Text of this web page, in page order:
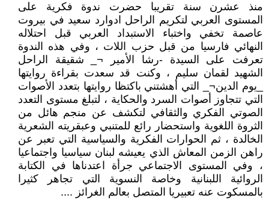
منذ عشرن سنة تقريبا حضرت ندوة فكرية على
المستوى العربي لتكريم الراحل ادوارد سعيد في بيروت
عاصمة تخفي واختباء الاستبداد العربي قبل احتلاله
النهائي فارسيا من قبل حزب اللات ، وفي هذه الندوة
تعرفت على السيدة -رشا الأمير ¬_ شقيقة الراحل
الشهيد لقمان سليم ، وكنت قد سعدت بقراءة روايتها
_يوم الدين¬_ التي أهشتني باكتظا روايتها بتعدد الأصوات
التي تتجاوز أصوات السرد والحكاية ، لتبلغ مستوى التعدد
الصوتي الفكري والثقافي لتكشف عن منجم هائل من
الثروة اللغوية واستحضار رائع للمتنبي وعبقريته الشعرية
الخالدة ، ثم الحوارات الفكرية والسياسية التي تعبر عن
راهن الزمن المعاش الذي يعيشه لبنان سياسيا واجتماعيا
، وفي المستوى الاجتماعي جرأة اعتدناها في الكتابة
الروائية اللبنانية وخاصة النسوية التي تجاهر كثيرا
بالمسكوت عنه تعبيريا المتصل بعالم الغرائز ....